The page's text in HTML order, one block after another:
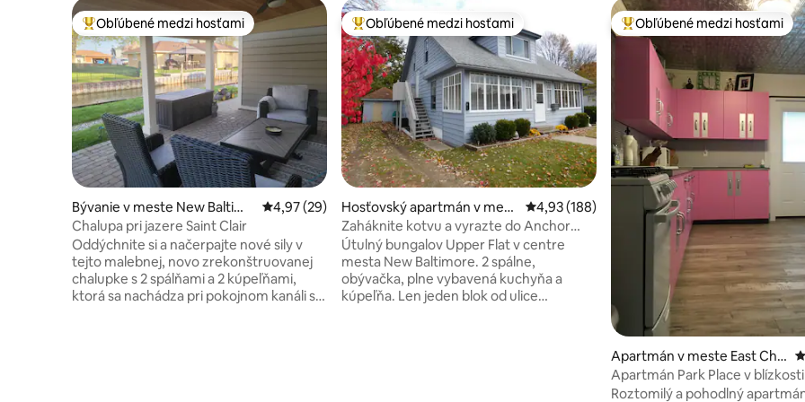
Najobľúbenejšie medzi hosťami
Obľúbené medzi hosťami
Bývanie v meste New Baltimo
re
Priemerné ohodnotenie 4,97 z 5, počet hodnotení: 29
4,97 (29)
Chalupa pri jazere Saint Clair
Oddýchnite si a načerpajte nové sily v
tejto malebnej, novo zrekonštruovanej
chalupke s 2 spálňami a 2 kúpeľňami,
ktorá sa nachádza pri pokojnom kanáli s
Najobľúbenejšie medzi hosťami
Obľúbené medzi hosťami
Hosťovský apartmán v mest
e New Baltimore
Priemerné ohodnotenie 4,93 z 5, počet
4,93 (188)
Zaháknite kotvu a vyrazte do Anchor
Bay!
Útulný bungalov Upper Flat v centre
mesta New Baltimore. 2 spálne,
obývačka, plne vybavená kuchyňa a
kúpeľňa. Len jeden blok od ulice
Najobľúbenejšie medzi hosťami
Obľúbené medzi hosťami
Apartmán v meste East Chin
a
Apartmán Park Place v
Michigan
Roztomilý a pohodlný